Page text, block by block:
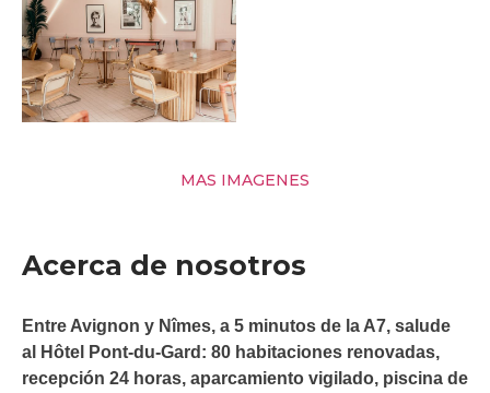
MAS IMAGENES
Acerca de nosotros
Entre Avignon y Nîmes, a 5 minutos de la A7, salude
al Hôtel Pont-du-Gard: 80 habitaciones renovadas,
recepción 24 horas, aparcamiento vigilado, piscina de